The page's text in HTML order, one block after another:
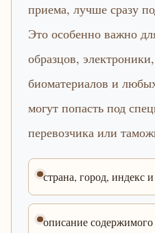
приема, лучше сразу
Это особенно важно
образцов,
биоматериалов и
могут попасть под
перевозчика или
страна, город, индекс
описание